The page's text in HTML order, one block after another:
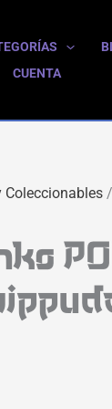
CUENTA
Coleccionables